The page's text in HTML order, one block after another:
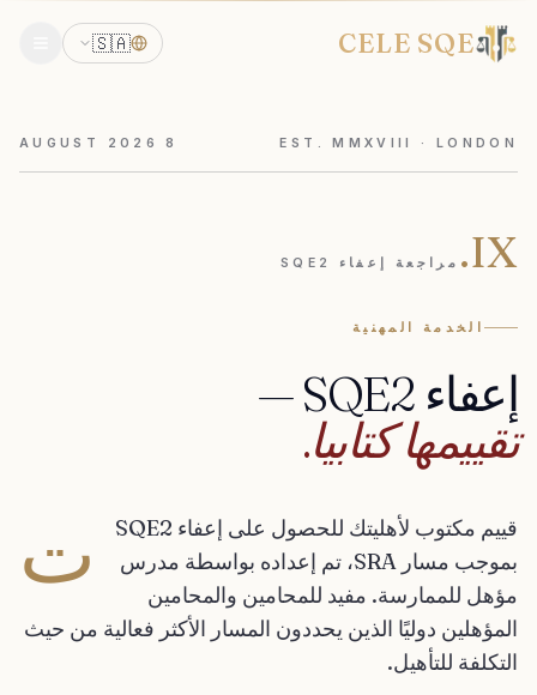
CELE SQE
🇸🇦
EST. MMXVIII · LONDON
8
AUGUST 2026
IX. مراجعة إعفاء SQE2
الخدمة المهنية
إعفاء SQE2
—
تقييمهاكتابيا.
ت
قييم مكتوب لأهليتك للحصول على إعفاء SQE2
بموجب مسار SRA، تم إعداده بواسطة مدرس
مؤهل للممارسة. مفيد للمحامين والمحامين
المؤهلين دوليًا الذين يحددون المسار الأكثر فعالية من حيث
التكلفة للتأهيل.